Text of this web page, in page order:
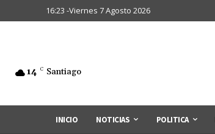
16:23 -Viernes 7 Agosto 2026
14 C Santiago
INICIO NOTICIAS POLITICA